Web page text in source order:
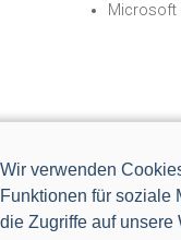
Wir verwenden
Funktionen für soziale
die Zugriffe auf unsere
Microsoft